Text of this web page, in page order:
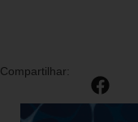
Compartilhar: